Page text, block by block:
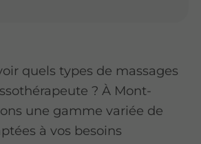
quels types de massages
? À Mont-
une gamme variée de
à vos besoins